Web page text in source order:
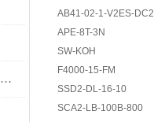
BALLUFF用于半导体工业中加工设备的传感器和系统
AB41-02-1-V2ES-
APE-8T-3N
SW-KOH
F4000-15-FM
SSD2-DL-16-10
SCA2-LB-100B-800